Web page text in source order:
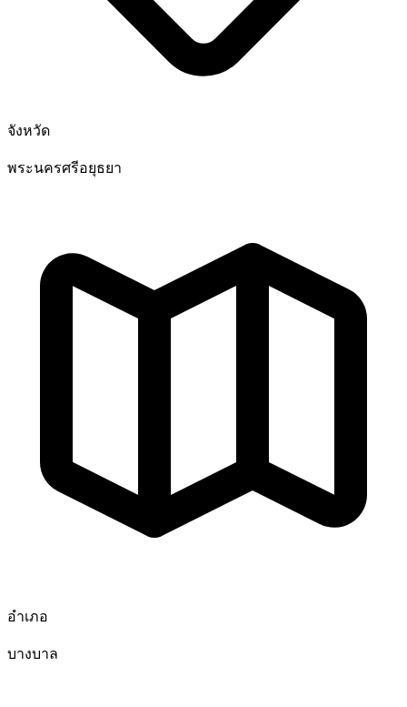
จังหวัด
พระนครศรีอยุธยา
อำเภอ
บางบาล